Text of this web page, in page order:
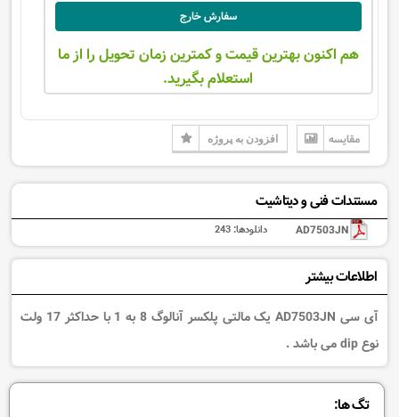
سفارش خارج
هم اکنون بهترین قیمت و کمترین زمان تحویل را از ما
استعلام بگیرید.
مقایسه افزودن به پروژه
مستندات فنی و دیتاشیت
AD7503JN دانلودها: 243
اطلاعات بیشتر
آی سی AD7503JN یک مالتی پلکسر آنالوگ 8 به 1 با حداکثر 17 ولت
نوع dip می باشد .
تگ ها: